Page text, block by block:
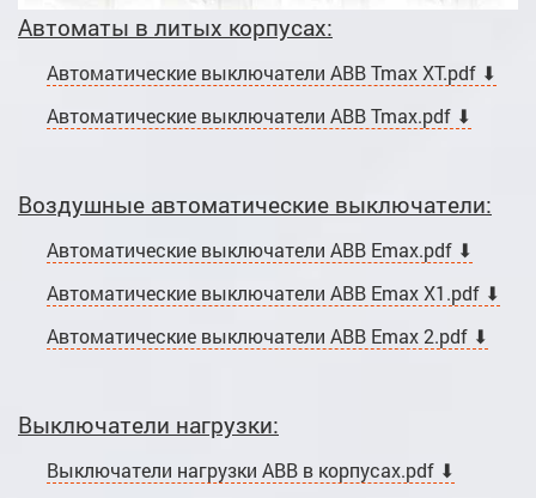
Автоматы в литых корпусах:
Автоматические выключатели ABB Tmax XT.pdf ⬇
Автоматические выключатели ABB Tmax.pdf ⬇
Воздушные автоматические выключатели:
Автоматические выключатели ABB Emax.pdf ⬇
Автоматические выключатели ABB Emax X1.pdf ⬇
Автоматические выключатели ABB Emax 2.pdf ⬇
Выключатели нагрузки:
Выключатели нагрузки ABB в корпусах.pdf ⬇